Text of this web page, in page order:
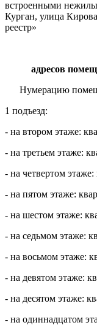
встроенными
Курган, улица
реестр»
адресов
Нумерацию
1 подъезд:
- на втором этаже:
- на третьем этаже:
- на четвертом
- на пятом этаже:
- на шестом этаже:
- на седьмом этаже:
- на восьмом этаже:
- на девятом этаже:
- на десятом этаже:
- на одиннадцатом